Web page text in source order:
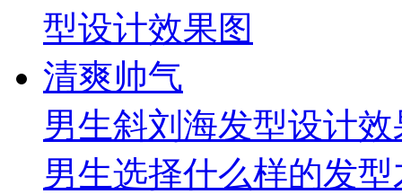
男生斜刘海发型设计
男生选择什么样的发